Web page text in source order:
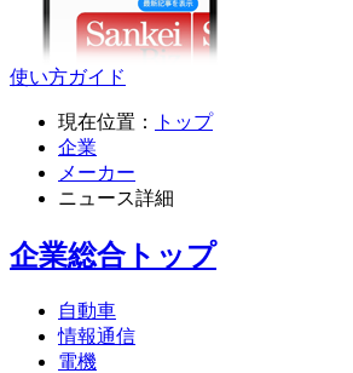
使い方ガイド
現在位置：
トップ
企業
メーカー
ニュース詳細
企業総合トップ
自動車
情報通信
電機